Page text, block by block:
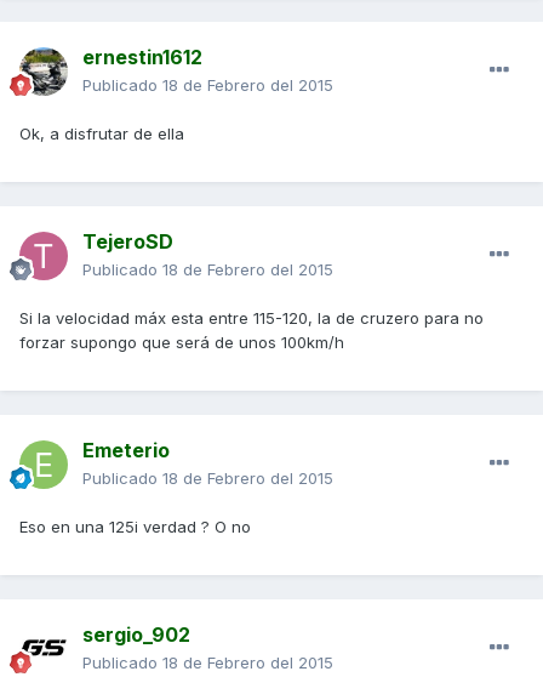
ernestin1612
Publicado 18 de Febrero del 2015
Ok, a disfrutar de ella
TejeroSD
Publicado 18 de Febrero del 2015
Si la velocidad máx esta entre 115-120, la de cruzero para no
forzar supongo que será de unos 100km/h
Emeterio
Publicado 18 de Febrero del 2015
Eso en una 125i verdad ? O no
sergio_902
Publicado 18 de Febrero del 2015